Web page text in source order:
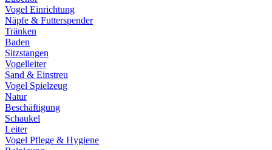
Vogel Einrichtung
Näpfe & Futterspender
Tränken
Baden
Sitzstangen
Vogelleiter
Sand & Einstreu
Vogel Spielzeug
Natur
Beschäftigung
Schaukel
Leiter
Vogel Pflege & Hygiene